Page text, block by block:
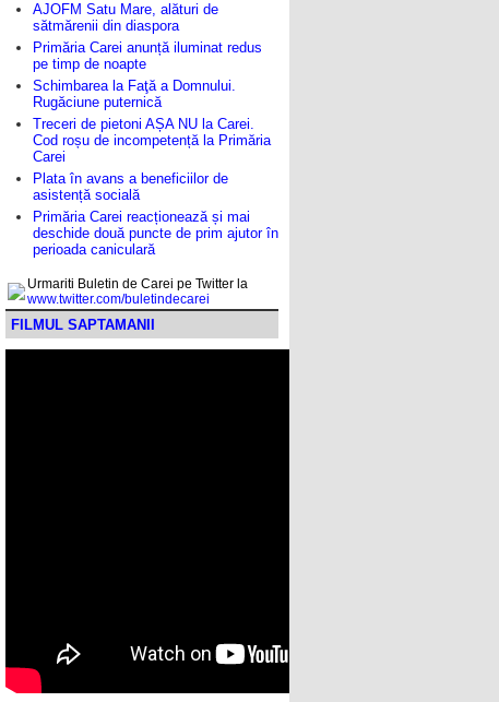
AJOFM Satu Mare, alături de
sătmărenii din diaspora
Primăria Carei anunță iluminat redus
pe timp de noapte
Schimbarea la Faţă a Domnului.
Rugăciune puternică
Treceri de pietoni AȘA NU la Carei.
Cod roșu de incompetență la Primăria
Carei
Plata în avans a beneficiilor de
asistență socială
Primăria Carei reacționează și mai
deschide două puncte de prim ajutor în
perioada caniculară
Urmariti Buletin de Carei pe Twitter la
www.twitter.com/buletindecarei
FILMUL SAPTAMANII